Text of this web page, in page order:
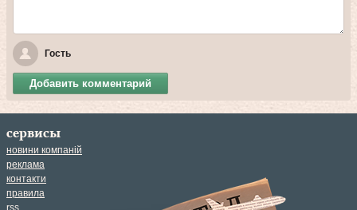
Гость
Добавить комментарий
сервисы
новини компаній
реклама
контакти
правила